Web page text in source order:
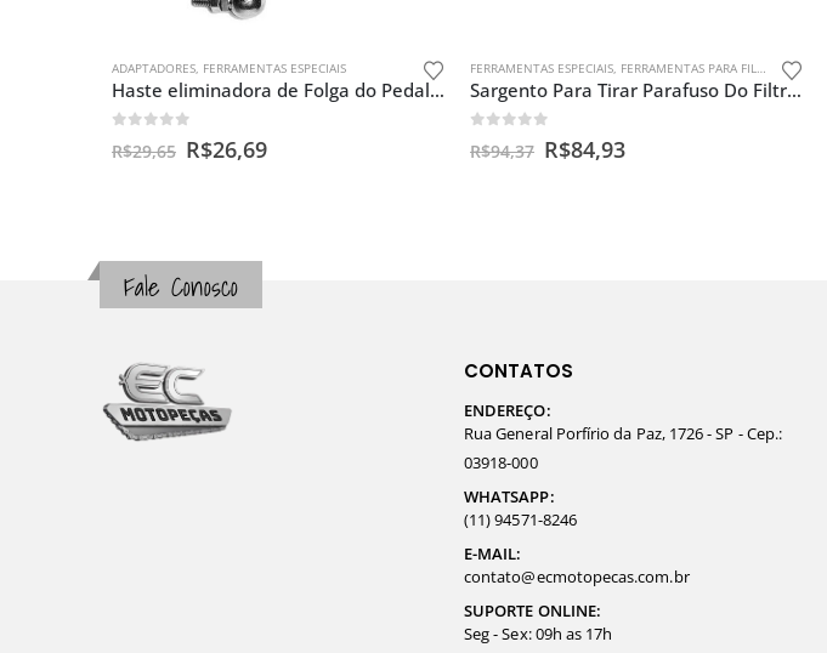
ADAPTADORES, FERRAMENTAS ESPECIAIS
Haste eliminadora de Folga do Pedal do Câmbio – Honda Twister e CB 300
R$29,65 R$26,69
FERRAMENTAS ESPECIAIS, FERRAMENTAS PARA FILTROS CENTRÍFUGO
Sargento Para Tirar Parafuso Do Filtro Centrífugo Da Moto
R$94,37 R$84,93
Fale Conosco
CONTATOS
ENDEREÇO:
Rua General Porfírio da Paz, 1726 - SP - Cep.:
03918-000
WHATSAPP:
(11) 94571-8246
E-MAIL:
contato@ecmotopecas.com.br
SUPORTE ONLINE:
Seg - Sex: 09h as 17h